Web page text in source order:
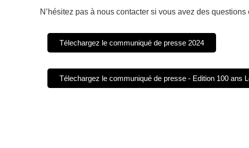
N’hésitez pas à nous contacter si vous avez des
Télechargez le communiqué de presse 2024
Télechargez le communiqué de presse - Edition 100 ans